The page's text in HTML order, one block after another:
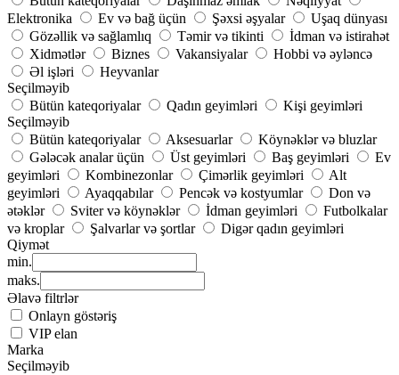
Elektronika
Ev və bağ üçün Şəxsi əşyalar
Uşaq dünyası
Gözəllik və sağlamlıq
Təmir və tikinti
İdman və istirahət
Xidmətlər
Biznes Vakansiyalar
Hobbi və əyləncə
Əl işləri
Heyvanlar
Seçilməyib
Bütün kateqoriyalar
Qadın geyimləri
Kişi geyimləri
Seçilməyib
Bütün kateqoriyalar
Aksesuarlar
Köynəklər və bluzlar
Gələcək analar üçün
Üst geyimləri Baş geyimləri
Ev
geyimləri
Kombinezonlar Çimərlik geyimləri
Alt
geyimləri
Ayaqqabılar Pencək və kostyumlar
Don və
ətəklər
Sviter və köynəklər İdman geyimləri
Futbolkalar
və kroplar
Şalvarlar və şortlar
Digər qadın geyimləri
Qiymət
min.
maks.
Əlavə filtrlər
Onlayn göstəriş
VIP elan
Marka
Seçilməyib